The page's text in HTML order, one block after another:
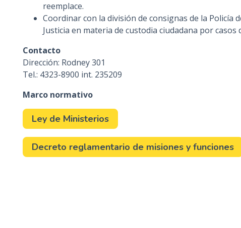
reemplace.
Coordinar con la división de consignas de la Policía
Justicia en materia de custodia ciudadana por casos
Contacto
Dirección: Rodney 301
Tel.: 4323-8900 int. 235209
Marco normativo
Ley de Ministerios
Decreto reglamentario de misiones y funciones